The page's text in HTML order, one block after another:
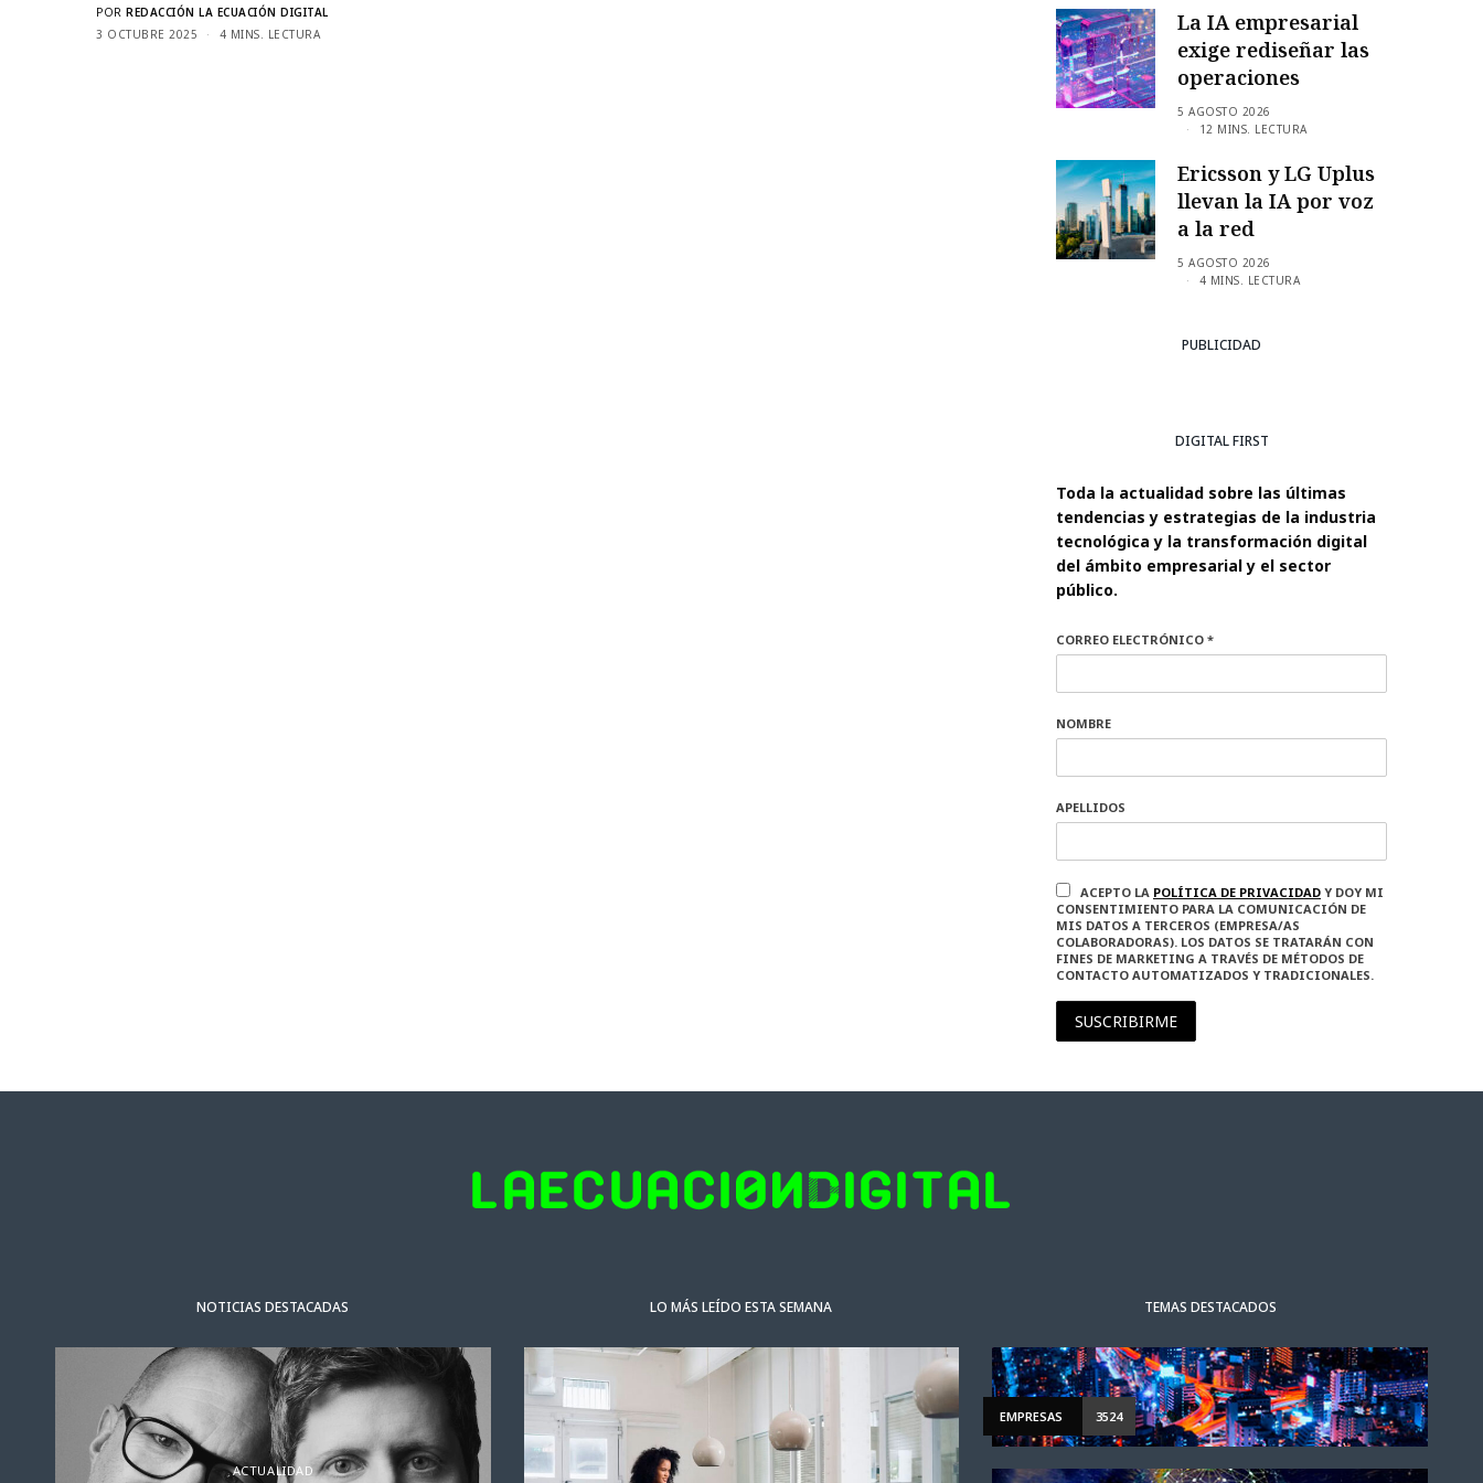
POR REDACCIÓN LA ECUACIÓN DIGITAL
3 OCTUBRE 2025
4 MINS. LECTURA
La IA empresarial
exige rediseñar las
operaciones
5 AGOSTO 2026
12 MINS. LECTURA
Ericsson y LG Uplus
llevan la IA por voz
a la red
5 AGOSTO 2026
4 MINS. LECTURA
PUBLICIDAD
DIGITAL FIRST
Toda la actualidad sobre las últimas
tendencias y estrategias de la industria
tecnológica y la transformación digital
del ámbito empresarial y el sector
público.
CORREO ELECTRÓNICO *
NOMBRE
APELLIDOS
ACEPTO LA POLÍTICA DE PRIVACIDAD Y DOY MI
CONSENTIMIENTO PARA LA COMUNICACIÓN DE
MIS DATOS A TERCEROS (EMPRESA/AS
COLABORADORAS). LOS DATOS SE TRATARÁN CON
FINES DE MARKETING A TRAVÉS DE MÉTODOS DE
CONTACTO AUTOMATIZADOS Y TRADICIONALES.
SUSCRIBIRME
NOTICIAS DESTACADAS
ACTUALIDAD NOTICIAS DESTACADAS ACTUALIDAD
LO MÁS LEÍDO ESTA SEMANA TEMAS DESTACADOS
EMPRESAS 3524